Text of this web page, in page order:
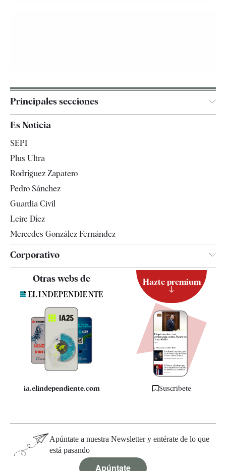
Principales secciones
España
Televisión
Es Noticia
SEPI
Plus Ultra
Rodríguez Zapatero
Pedro Sánchez
Guardia Civil
Leire Díez
Mercedes González Fernández
Corporativo
Contacto
Quiénes somos
Especificaciones
Otras webs de
ia.elindependiente.com
Hazte premium
Suscríbete
Apúntate a nuestra Newsletter y entérate de lo que
está pasando
Apúntate